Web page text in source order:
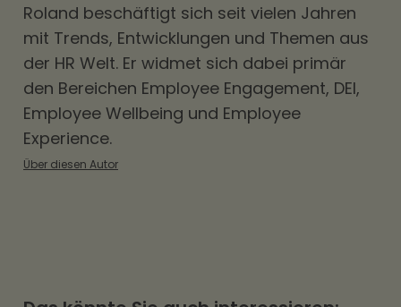
Roland beschäftigt sich seit vielen Jahren
mit Trends, Entwicklungen und Themen aus
der HR Welt. Er widmet sich dabei primär
den Bereichen Employee Engagement, DEI,
Employee Wellbeing und Employee
Experience.
Über diesen Autor